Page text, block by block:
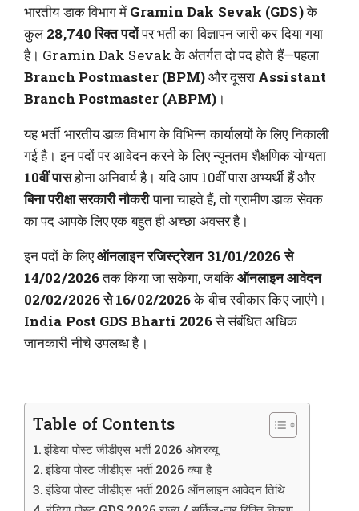
भारतीय डाक विभाग में Gramin Dak Sevak (GDS)के
कुल28,740 रिक्त पदोंपर भर्ती का विज्ञापन जारी कर दिया गया
है। Gramin Dak Sevak के अंतर्गत दो पद होते हैं—पहला
Branch Postmaster (BPM)और दूसरा Assistant
Branch Postmaster (ABPM) ।
यह भर्ती भारतीय डाक विभाग के विभिन्न कार्यालयों के लिए निकाली
गई है। इन पदों पर आवेदन करने के लिए न्यूनतम शैक्षणिक योग्यता
10वीं पासहोना अनिवार्य है। यदि आप 10वीं पास अभ्यर्थी हैं और
बिना परीक्षा सरकारी नौकरीपाना चाहते हैं, तो ग्रामीण डाक सेवक
का पद आपके लिए एक बहुत ही अच्छा अवसर है।
इन पदों के लिएऑनलाइन रजिस्ट्रेशन 31/01/2026 से
14/02/2026तक किया जा सकेगा, जबकिऑनलाइन आवेदन
02/02/2026 से 16/02/2026के बीच स्वीकार किए जाएंगे।
India Post GDS Bharti 2026से संबंधित अधिक
जानकारी नीचे उपलब्ध है।
Table of Contents
इंडिया पोस्ट जीडीएस भर्ती 2026 ओवरव्यू
इंडिया पोस्ट जीडीएस भर्ती 2026 क्या है
इंडिया पोस्ट जीडीएस भर्ती 2026 ऑनलाइन आवेदन तिथि